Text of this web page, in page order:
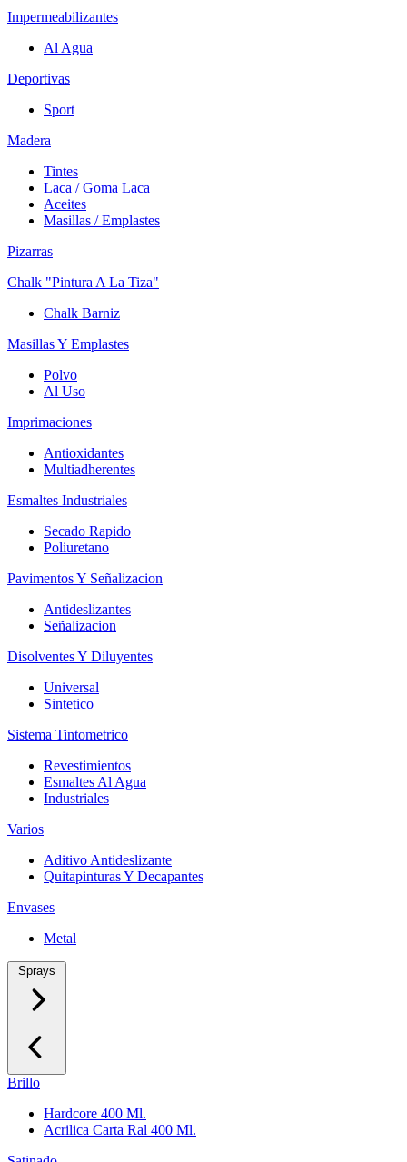
Impermeabilizantes
Al Agua
Deportivas
Sport
Madera
Tintes
Laca / Goma Laca
Aceites
Masillas / Emplastes
Pizarras
Chalk "Pintura A La Tiza"
Chalk Barniz
Masillas Y Emplastes
Polvo
Al Uso
Imprimaciones
Antioxidantes
Multiadherentes
Esmaltes Industriales
Secado Rapido
Poliuretano
Pavimentos Y Señalizacion
Antideslizantes
Señalizacion
Disolventes Y Diluyentes
Universal
Sintetico
Sistema Tintometrico
Revestimientos
Esmaltes Al Agua
Industriales
Varios
Aditivo Antideslizante
Quitapinturas Y Decapantes
Envases
Metal
Sprays
Brillo
Hardcore 400 Ml.
Acrilica Carta Ral 400 Ml.